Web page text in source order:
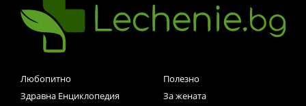
Любопитно
Полезно
Здравна Енциклопедия
За жената